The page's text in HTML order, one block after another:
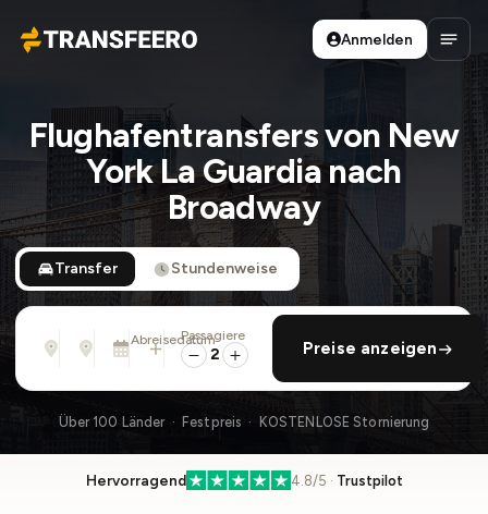
Transfeero
Anmelden
Flughafentransfers von New
York La Guardia nach
Broadway
Transfer Stundenweise
Von
Adresse, Flughafen, Hotel, ...
Nach
Adresse, Flughafen, Hotel, ...
Abreisedatum
Sa., 8. Aug. · 01:45 PM
rückfahrt hinzufügen
Passagiere
2 Preise anzeigen
Über 100 Länder · Festpreis · KOSTENLOSE Stornierung
Hervorragend 4.8/5 · Trustpilot